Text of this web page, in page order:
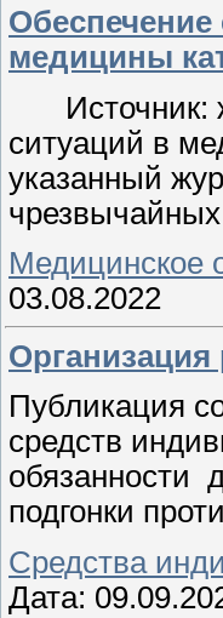
медицины
ситуаций в
указанный
Медицинское
03.08.2022
Публикация
средств
обязанности
подгонки
Средства
Дата: